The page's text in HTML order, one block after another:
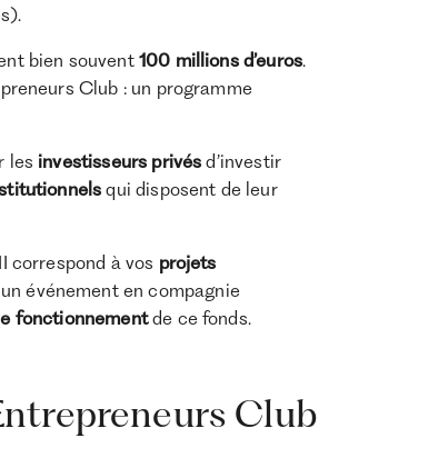
bien souvent100 millions d’euros.
Club : un programme
les investisseurs privés d’investir
qui disposent de leur
correspond à vos projets
événement en compagnie
fonctionnementde ce fonds.
Club